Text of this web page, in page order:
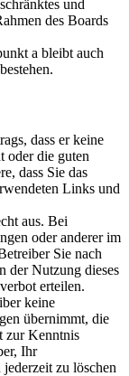
und
des Boards
a bleibt auch
dass er keine
oder die guten
dass Sie das
Links und
aus. Bei
oder anderer im
Sie nach
der Nutzung dieses
erteilen.
keine
übernimmt, die
zur Kenntnis
Ihr
zu löschen